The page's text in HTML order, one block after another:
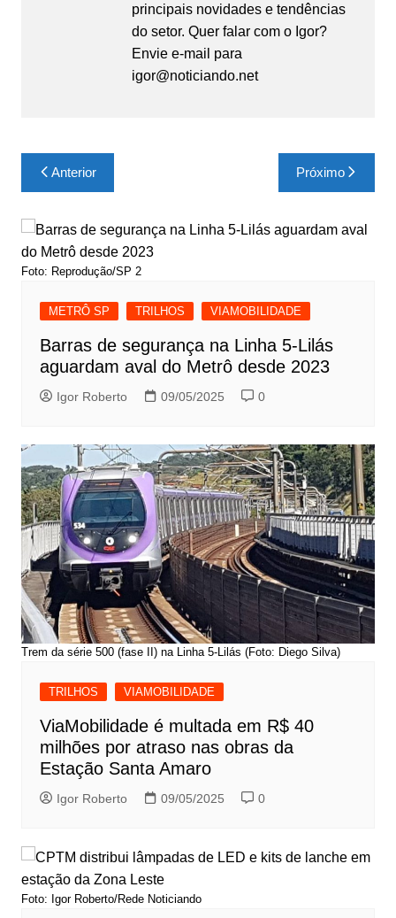
principais novidades e tendências
do setor. Quer falar com o Igor?
Envie e-mail para
igor@noticiando.net
Navegação
de
Post
Anterior Próximo
Foto: Reprodução/SP 2
METRÔ SP TRILHOS VIAMOBILIDADE
Barras de segurança na Linha 5-Lilás
aguardam aval do Metrô desde 2023
Igor Roberto 09/05/2025 0
Trem da série 500 (fase II) na Linha 5-Lilás (Foto: Diego Silva)
TRILHOS VIAMOBILIDADE
ViaMobilidade é multada em R$ 40
milhões por atraso nas obras da
Estação Santa Amaro
Igor Roberto 09/05/2025 0
Foto: Igor Roberto/Rede Noticiando